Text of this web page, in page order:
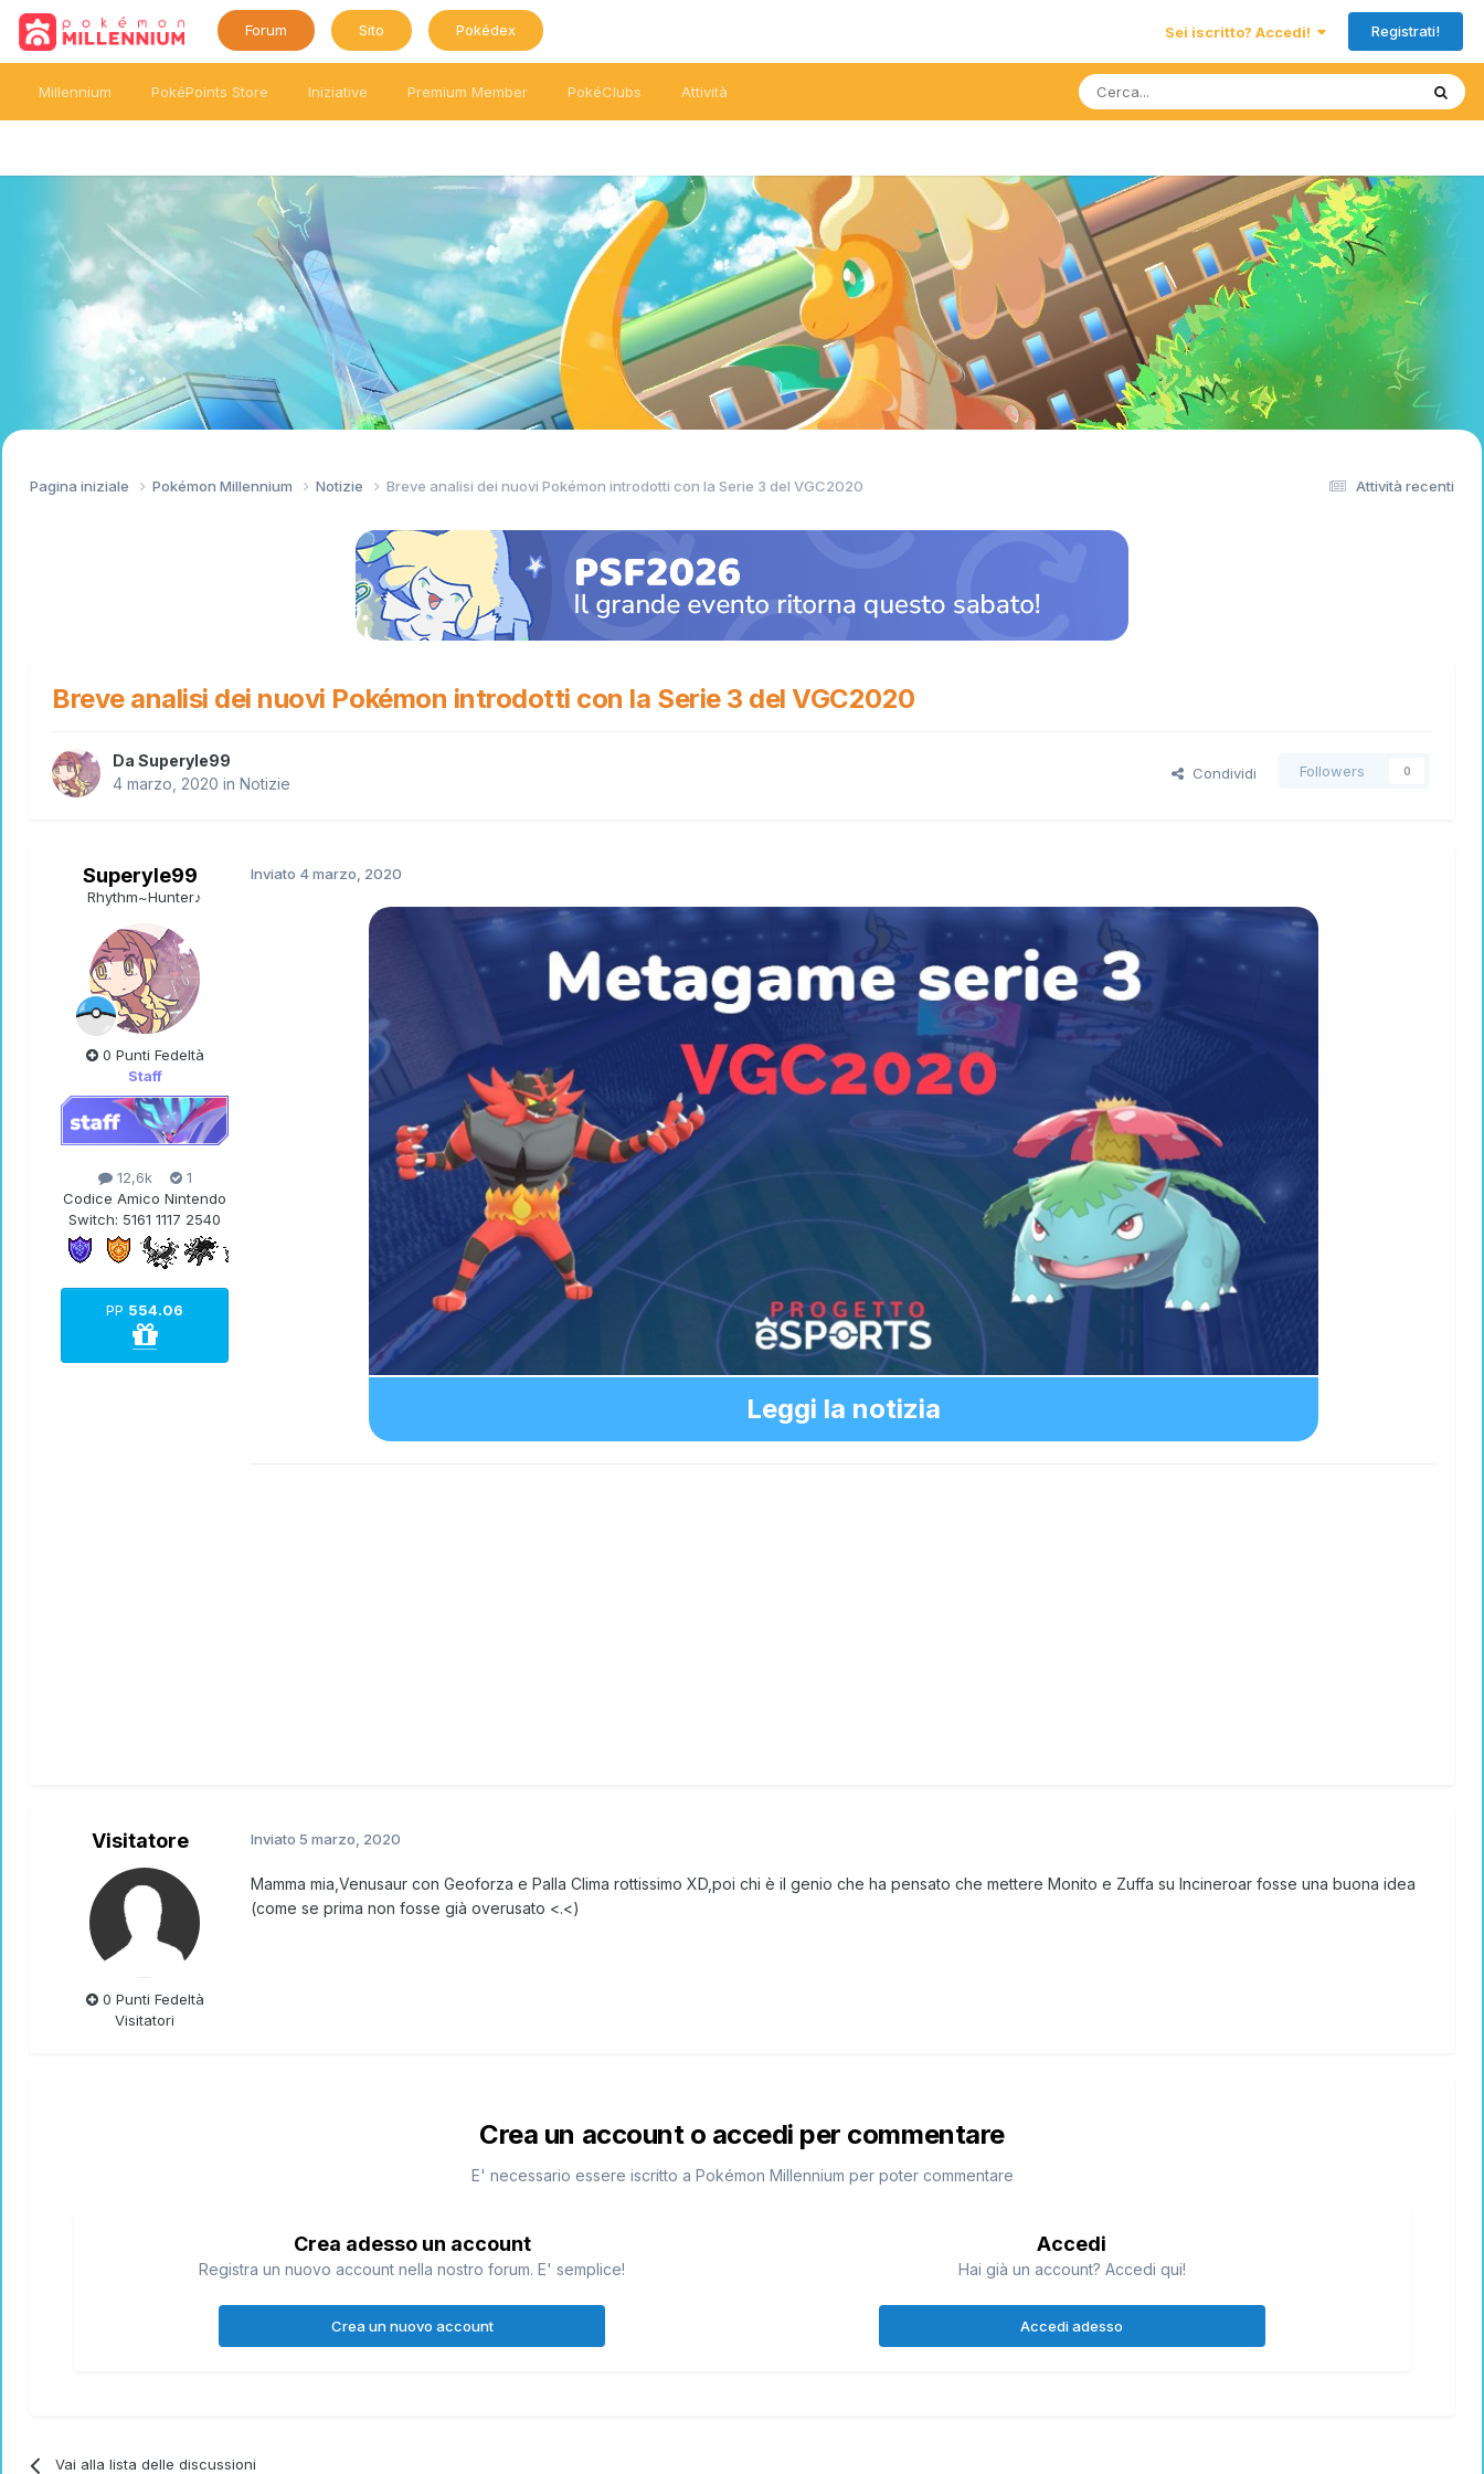
Forum Sito Pokédex Sei iscritto? Accedi! Registrati!
Millennium PokéPoints Store Iniziative Premium Member PokéClubs Attività
Attività recenti
Pagina iniziale Pokémon Millennium Notizie Breve analisi dei nuovi Pokémon introdotti con la Serie 3 del VGC2020
Breve analisi dei nuovi Pokémon introdotti con la Serie 3 del VGC2020
Da Superyle99
4 marzo, 2020 in Notizie
Condividi Followers 0
Superyle99
Rhythm~Hunter♪
0 Punti Fedeltà
Staff
12,6k
1
Codice Amico Nintendo
Switch: 5161 1117 2540
PP 554.06
Inviato 4 marzo, 2020
Leggi la notizia
Visitatore
0 Punti Fedeltà
Visitatori
Inviato 5 marzo, 2020
Mamma mia,Venusaur con Geoforza e Palla Clima rottissimo XD,poi chi è il genio che ha pensato che mettere Monito e Zuffa su Incineroar fosse una buona idea
(come se prima non fosse già overusato <.<)
Crea un account o accedi per commentare
E' necessario essere iscritto a Pokémon Millennium per poter commentare
Crea adesso un account
Registra un nuovo account nella nostro forum. E' semplice!
Crea un nuovo account
Accedi
Hai già un account? Accedi qui!
Accedi adesso
Vai alla lista delle discussioni